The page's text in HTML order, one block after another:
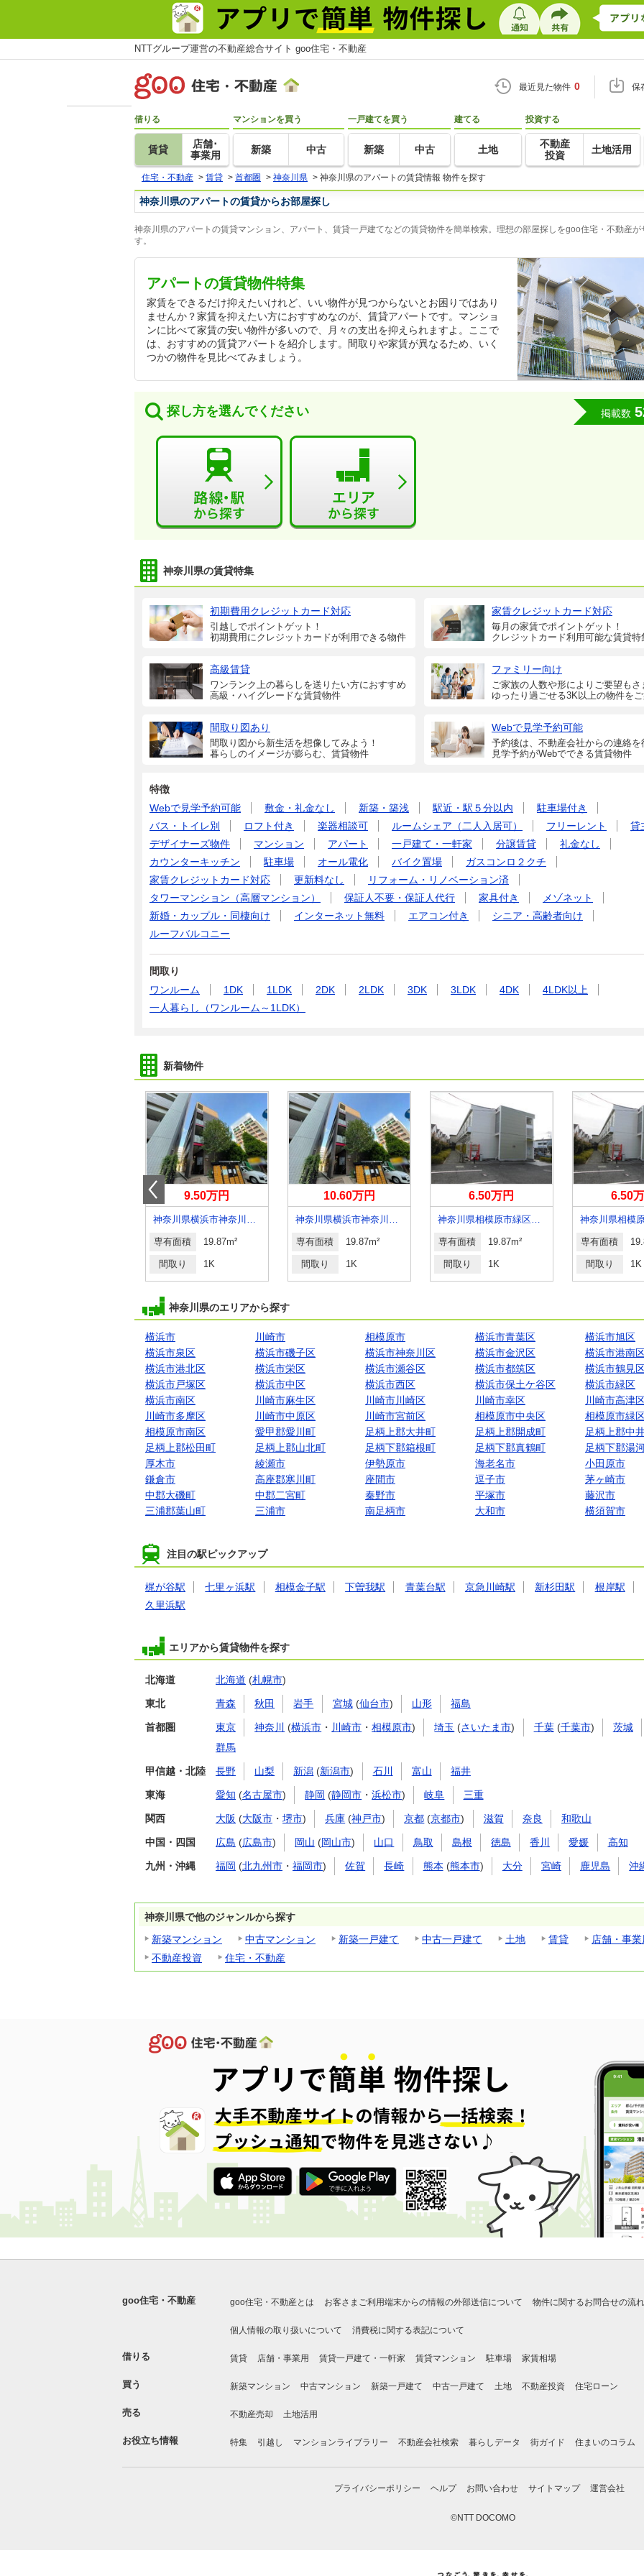
NTTグループ運営の不動産総合サイト goo住宅・不動産
最近見た物件 0 保
借りる
賃貸
店舗･
事業用
マンションを買う
新築 中古
一戸建てを買う
新築 中古
建てる
土地
投資する
不動産
投資
土地活用
住宅・不動産 > 賃貸 > 首都圏 > 神奈川県 > 神奈川県のアパートの賃貸情報 物件を探す
神奈川県のアパートの賃貸からお部屋探し
神奈川県のアパートの賃貸マンション、アパート、賃貸一戸建てなどの賃貸物件を簡単検索。理想の部屋探しをgoo住宅・不動産が
す。
アパートの賃貸物件特集
家賃をできるだけ抑えたいけれど、いい物件が見つからないとお困りではあり
ませんか？家賃を抑えたい方におすすめなのが、賃貸アパートです。マンショ
ンに比べて家賃の安い物件が多いので、月々の支出を抑えられますよ。ここで
は、おすすめの賃貸アパートを紹介します。間取りや家賃が異なるため、いく
つかの物件を見比べてみましょう。
探し方を選んでください 掲載数
神奈川県の賃貸特集
初期費用クレジットカード対応
引越しでポイントゲット！
初期費用にクレジットカードが利用できる物件
家賃クレジットカード対応
毎月の家賃でポイントゲット！
クレジットカード利用可能な賃貸特
高級賃貸
ワンランク上の暮らしを送りたい方におすすめ
高級・ハイグレードな賃貸物件
ファミリー向け
ご家族の人数や形によりご要望もさ
ゆったり過ごせる3K以上の物件を
間取り図あり
間取り図から新生活を想像してみよう！
暮らしのイメージが膨らむ、賃貸物件
Webで見学予約可能
予約後は、不動産会社からの連絡を
見学予約がWebでできる賃貸物件
特徴
Webで見学予約可能
敷金・礼金なし 新築・築浅 駅近・駅５分以内
駐車場付き
バス・トイレ別
ロフト付き 楽器相談可 ルームシェア（二人入居可） フリーレント
貸
デザイナーズ物件
マンション アパート 一戸建て・一軒家 分譲賃貸
礼金なし
カウンターキッチン
駐車場 オール電化 バイク置場
ガスコンロ２クチ
家賃クレジットカード対応
更新料なし
リフォーム・リノベーション済
タワーマンション（高層マンション）
保証人不要・保証人代行 家具付き
メゾネット
新婚・カップル・同棲向け
インターネット無料 エアコン付き
シニア・高齢者向け
ルーフバルコニー
間取り
ワンルーム
1DK 1LDK 2DK 2LDK 3DK 3LDK 4DK
4LDK以上
一人暮らし（ワンルーム～1LDK）
新着物件
9.50万円
神奈川県横浜市神奈川区青木町
専有面積 19.87m²
間取り 1K
10.60万円
神奈川県横浜市神奈川区青木町
専有面積 19.87m²
間取り 1K
6.50万円
神奈川県相模原市緑区相原４丁目
専有面積 19.87m²
間取り 1K
6.50
専有面積
間取り 1K
神奈川県のエリアから探す
横浜市 川崎市 相模原市 横浜市青葉区
横浜市旭区
横浜市泉区
横浜市磯子区 横浜市神奈川区 横浜市金沢区
横浜市港南
横浜市港北区
横浜市栄区 横浜市瀬谷区 横浜市都筑区
横浜市鶴見
横浜市戸塚区
横浜市中区 横浜市西区 横浜市保土ケ谷区
横浜市緑区
横浜市南区
川崎市麻生区 川崎市川崎区 川崎市幸区
川崎市高津
川崎市多摩区
川崎市中原区 川崎市宮前区 相模原市中央区
相模原市緑
相模原市南区
愛甲郡愛川町 足柄上郡大井町 足柄上郡開成町
足柄上郡中
足柄上郡松田町
足柄上郡山北町 足柄下郡箱根町 足柄下郡真鶴町
足柄下郡湯
厚木市
綾瀬市 伊勢原市 海老名市
小田原市
鎌倉市
高座郡寒川町 座間市 逗子市
茅ヶ崎市
中郡大磯町
中郡二宮町 秦野市 平塚市
藤沢市
三浦郡葉山町
三浦市 南足柄市 大和市 横須賀市
注目の駅ピックアップ
梶が谷駅 七里ヶ浜駅 相模金子駅 下曽我駅 青葉台駅 京急川崎駅 新杉田駅
根岸駅
久里浜駅
エリアから賃貸物件を探す
北海道 北海道 (札幌市)
東北 青森 秋田 岩手 宮城(仙台市) 山形 福島
首都圏 東京 神奈川 (横浜市 ・ 川崎市 ・相模原市) 埼玉 (さいたま市) 千葉(千葉市)
茨城
群馬
甲信越・北陸 長野 山梨 新潟 (新潟市) 石川 富山 福井
東海 愛知 (名古屋市) 静岡 (静岡市 ・浜松市) 岐阜 三重
関西 大阪 (大阪市 ・ 堺市) 兵庫 (神戸市) 京都 (京都市) 滋賀 奈良 和歌山
中国・四国 広島 (広島市) 岡山 (岡山市) 山口 鳥取 島根 徳島 香川 愛媛 高知
九州・沖縄 福岡 (北九州市 ・ 福岡市) 佐賀 長崎 熊本 (熊本市) 大分 宮崎 鹿児島 沖
神奈川県で他のジャンルから探す
新築マンション
中古マンション 新築一戸建て 中古一戸建て 土地 賃貸
店舗・事業
不動産投資
住宅・不動産
goo住宅・不動産 goo住宅・不動産とは お客さまご利用端末からの情報の外部送信について 物件に関するお問合せの流れ
個人情報の取り扱いについて 消費税に関する表記について
借りる 賃貸 店舗・事業用 賃貸一戸建て・一軒家 賃貸マンション 駐車場 家賃相場
買う 新築マンション 中古マンション 新築一戸建て 中古一戸建て 土地 不動産投資 住宅ローン
売る 不動産売却 土地活用
お役立ち情報 特集 引越し マンションライブラリー 不動産会社検索 暮らしデータ 街ガイド 住まいのコラム
プライバシーポリシー ヘルプ お問い合わせ サイトマップ 運営会社
©NTT DOCOMO